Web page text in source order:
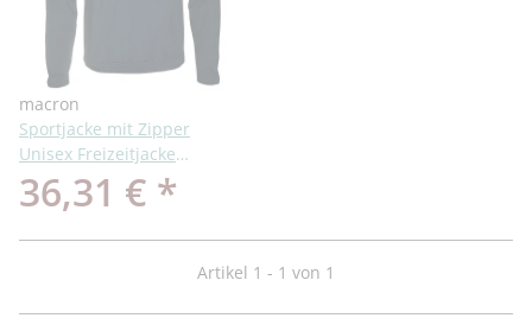
macron
Sportjacke mit Zipper
Unisex Freizeitjacke
Trainings- und Outdoor
Aktivitäten
36,31 € *
Artikel 1 - 1 von 1